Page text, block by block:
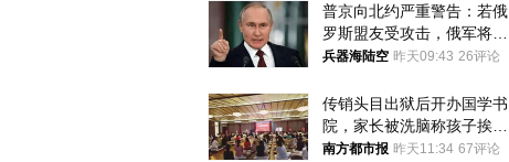
普京向北约严重警告：若俄
罗斯盟友受攻击，俄军将动
用核武器保护
兵器海陆空 昨天09:43 26评论
传销头目出狱后开办国学书
院，家长被洗脑称孩子挨打
才有效果
南方都市报 昨天11:34 67评论